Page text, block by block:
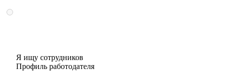
Я ищу сотрудников
Профиль работодателя